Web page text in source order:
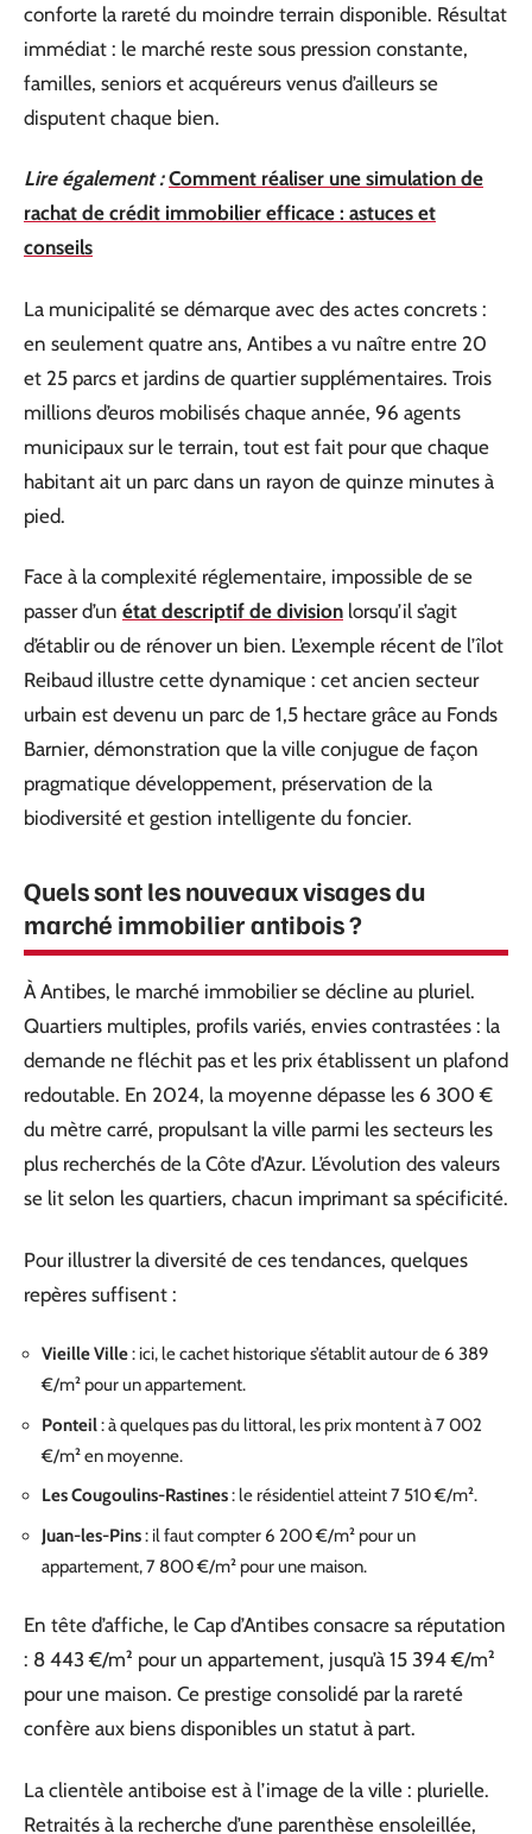
conforte la rareté du moindre terrain disponible. Résultat
immédiat : le marché reste sous pression constante,
familles, seniors et acquéreurs venus d’ailleurs se
disputent chaque bien.
Lire également : Comment réaliser une simulation de
rachat de crédit immobilier efficace : astuces et
conseils
La municipalité se démarque avec des actes concrets :
en seulement quatre ans, Antibes a vu naître entre 20
et 25 parcs et jardins de quartier supplémentaires. Trois
millions d’euros mobilisés chaque année, 96 agents
municipaux sur le terrain, tout est fait pour que chaque
habitant ait un parc dans un rayon de quinze minutes à
pied.
Face à la complexité réglementaire, impossible de se
passer d’un état descriptif de division lorsqu’il s’agit
d’établir ou de rénover un bien. L’exemple récent de l’îlot
Reibaud illustre cette dynamique : cet ancien secteur
urbain est devenu un parc de 1,5 hectare grâce au Fonds
Barnier, démonstration que la ville conjugue de façon
pragmatique développement, préservation de la
biodiversité et gestion intelligente du foncier.
Quels sont les nouveaux visages du
marché immobilier antibois ?
À Antibes, le marché immobilier se décline au pluriel.
Quartiers multiples, profils variés, envies contrastées : la
demande ne fléchit pas et les prix établissent un plafond
redoutable. En 2024, la moyenne dépasse les 6 300 €
du mètre carré, propulsant la ville parmi les secteurs les
plus recherchés de la Côte d’Azur. L’évolution des valeurs
se lit selon les quartiers, chacun imprimant sa spécificité.
Pour illustrer la diversité de ces tendances, quelques
repères suffisent :
Vieille Ville: ici, le cachet historique s’établit autour de 6 389
€/m² pour un appartement.
Ponteil: à quelques pas du littoral, les prix montent à 7 002
€/m² en moyenne.
Les Cougoulins-Rastines: le résidentiel atteint 7 510 €/m².
Juan-les-Pins: il faut compter 6 200 €/m² pour un
appartement, 7 800 €/m² pour une maison.
En tête d’affiche, le Cap d’Antibes consacre sa réputation
: 8 443 €/m² pour un appartement, jusqu’à 15 394 €/m²
pour une maison. Ce prestige consolidé par la rareté
confère aux biens disponibles un statut à part.
La clientèle antiboise est à l’image de la ville : plurielle.
Retraités à la recherche d’une parenthèse ensoleillée,